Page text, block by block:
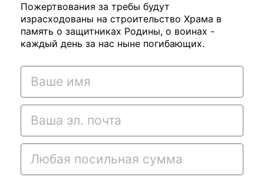
Пожертвования за требы будут
израсходованы на строительство Храма в
память о защитниках Родины, о воинах -
каждый день за нас ныне погибающих.